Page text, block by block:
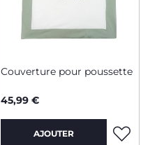
Couverture pour poussette
45,99 €
AJOUTER